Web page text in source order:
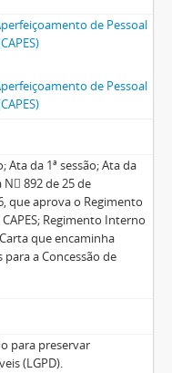
de Pessoal
de Pessoal
Ata da 1ª sessão; Ata da
N 892 de 25 de
que aprova o Regimento
Regimento Interno
que encaminha
a Concessão de
para preservar
(LGPD).